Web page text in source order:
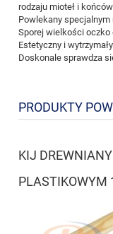
rodzaju mioteł i
Powlekany specjalnym
Sporej wielkości oczko
Estetyczny i wytrzymały
Doskonale sprawdza
PRODUKTY
KIJ
PLASTIKOWYM